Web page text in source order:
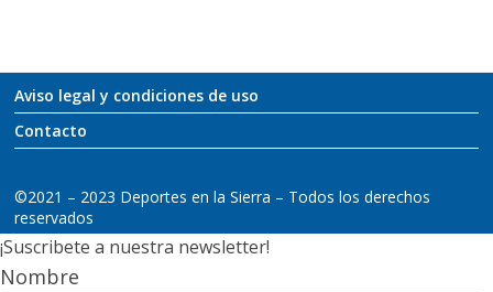
Aviso legal y condiciones de uso
Contacto
©2021 – 2023 Deportes en la Sierra – Todos los derechos
reservados
¡Suscribete a nuestra newsletter!
Nombre